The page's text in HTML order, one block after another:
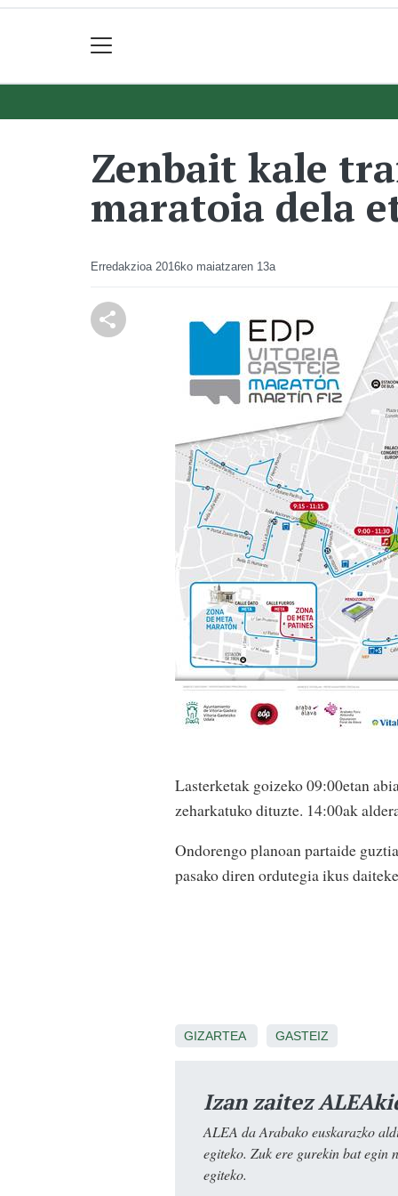
Zenbait kale
maratoia dela
Erredakzioa 2016ko maiatzaren 13a
Lasterketak goizeko 09:00etan
zeharkatuko dituzte. 14:00ak
Ondorengo planoan partaide
pasako diren ordutegia ikus
GIZARTEA GASTEIZ
Izan zaitez
ALEA da Arabako euskarazko
egiteko. Zuk ere gurekin bat egin
egiteko.